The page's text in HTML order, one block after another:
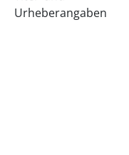
Urheberangaben